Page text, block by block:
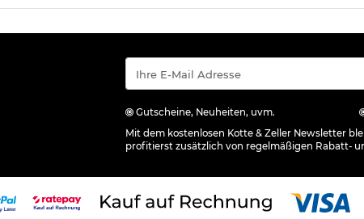
Gutscheine, Neuheiten, uvm.
Mit dem kostenlosen Kotte & Zeller Newsletter
profitierst zusätzlich von regelmäßigen Rabatt-